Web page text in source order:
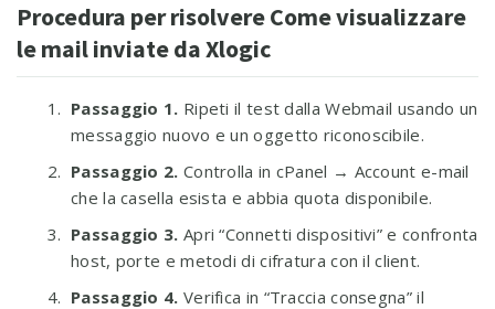
Procedura per risolvere Come visualizzare
le mail inviate da Xlogic
Passaggio 1. Ripeti il test dalla Webmail usando un
messaggio nuovo e un oggetto riconoscibile.
Passaggio 2. Controlla in cPanel → Account e-mail
che la casella esista e abbia quota disponibile.
Passaggio 3. Apri “Connetti dispositivi” e confronta
host, porte e metodi di cifratura con il client.
Passaggio 4. Verifica in “Traccia consegna” il